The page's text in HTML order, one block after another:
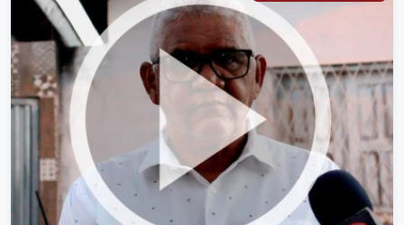
Vereador de Timon, Irmão Francisco,
esclarece pela primeira vez sua